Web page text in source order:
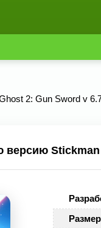
2: Gun Sword v
версию